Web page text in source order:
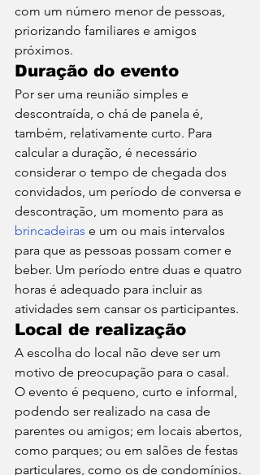
com um número menor de pessoas,
priorizando familiares e amigos
próximos.
Duração do evento
Por ser uma reunião simples e
descontraída, o chá de panela é,
também, relativamente curto. Para
calcular a duração, é necessário
considerar o tempo de chegada dos
convidados, um período de conversa e
descontração, um momento para as
brincadeiras e um ou mais intervalos
para que as pessoas possam comer e
beber. Um período entre duas e quatro
horas é adequado para incluir as
atividades sem cansar os participantes.
Local de realização
A escolha do local não deve ser um
motivo de preocupação para o casal.
O evento é pequeno, curto e informal,
podendo ser realizado na casa de
parentes ou amigos; em locais abertos,
como parques; ou em salões de festas
particulares, como os de condomínios.